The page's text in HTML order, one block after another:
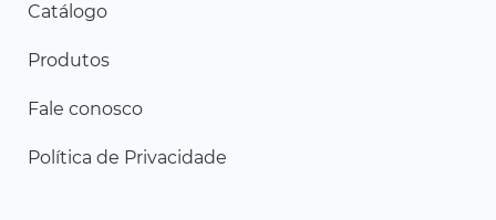
Catálogo
Produtos
Fale conosco
Política de Privacidade